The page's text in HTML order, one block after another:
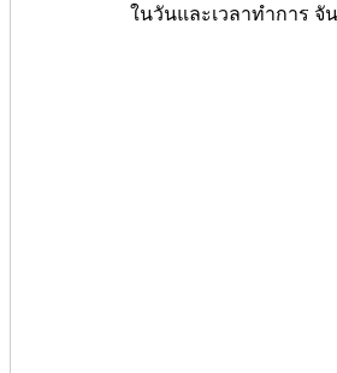
ในวันและเวลาทำการ จั